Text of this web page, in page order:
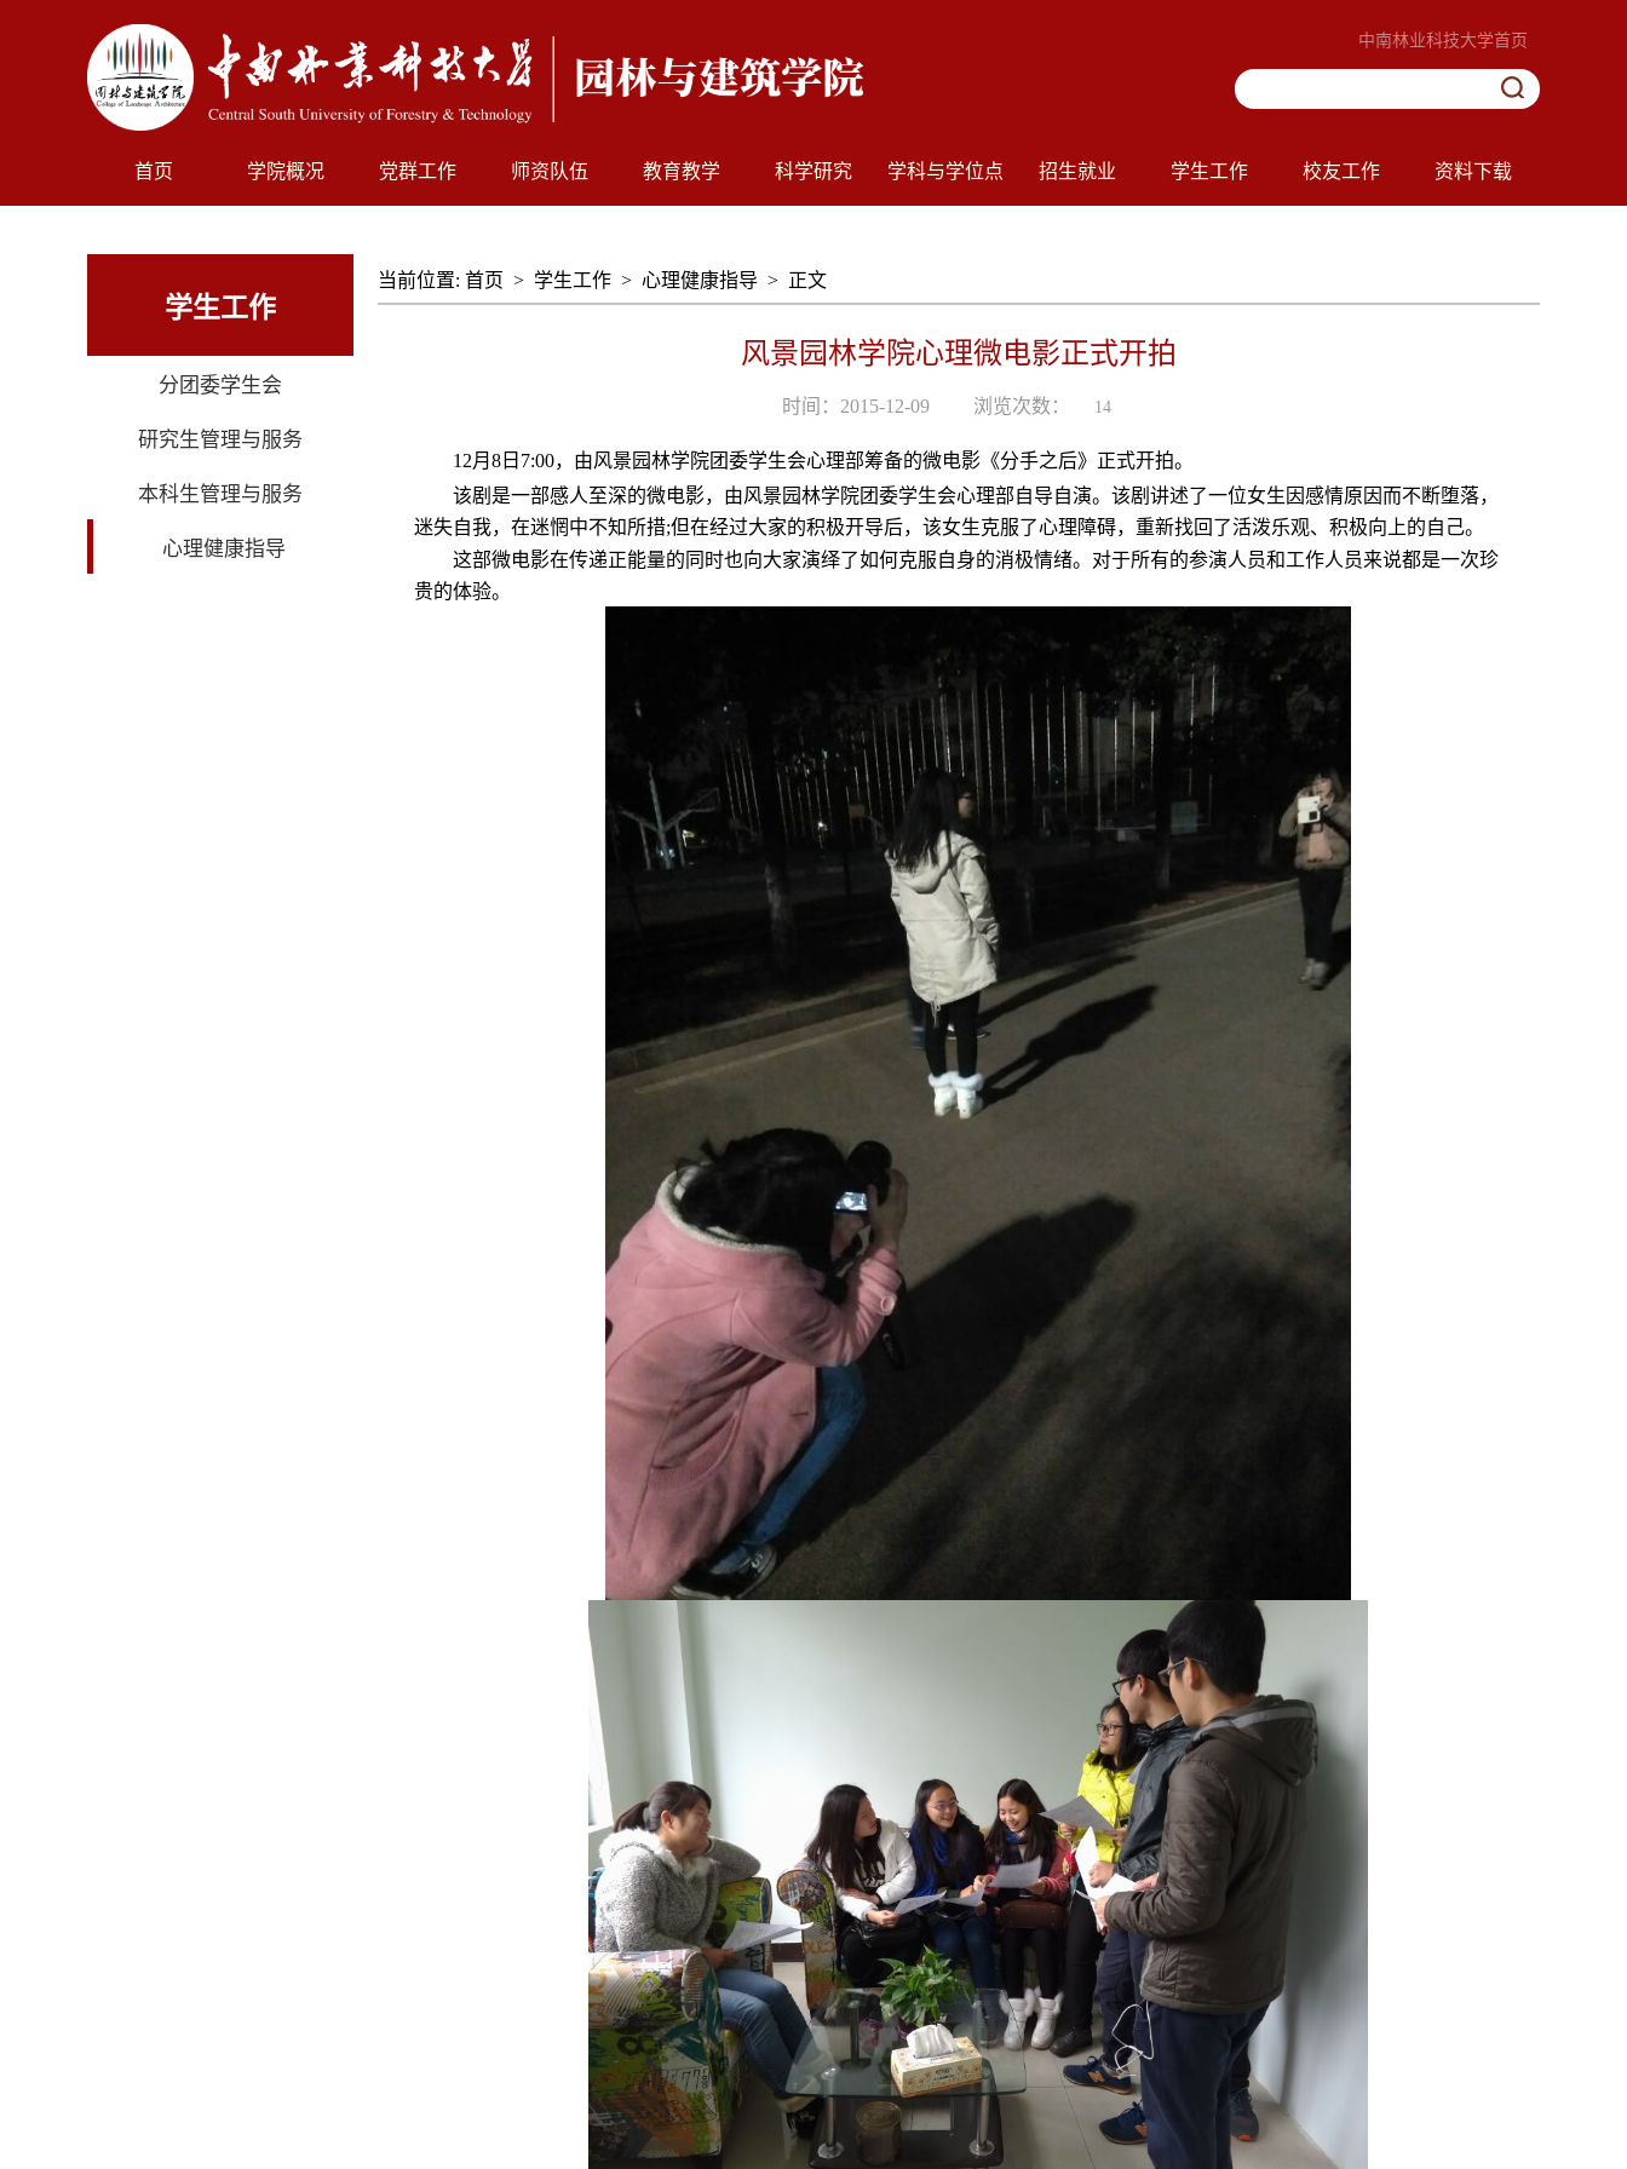
中南林业科技大学首页
首页 学院概况 党群工作 师资队伍 教育教学 科学研究 学科与学位点 招生就业 学生工作 校友工作 资料下载
学生工作
分团委学生会
研究生管理与服务
本科生管理与服务
心理健康指导
当前位置: 首页 > 学生工作 > 心理健康指导 > 正文
风景园林学院心理微电影正式开拍
时间：2015-12-09 浏览次数： 14
12月 8 日 7:00，由风景园林学院团委学生会心理部筹备的微电影《分手之后》正式开拍。
该剧是一部感人至深的微电影，由风景园林学院团委学生会心理部自导自演。该剧讲述了一位女生因感情原因而不断堕落，
迷失自我，在迷惘中不知所措;但在经过大家的积极开导后，该女生克服了心理障碍，重新找回了活泼乐观、积极向上的自己。
这部微电影在传递正能量的同时也向大家演绎了如何克服自身的消极情绪。对于所有的参演人员和工作人员来说都是一次珍
贵的体验。